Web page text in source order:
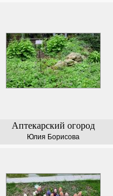
Аптекарский огород
Юлия Борисова